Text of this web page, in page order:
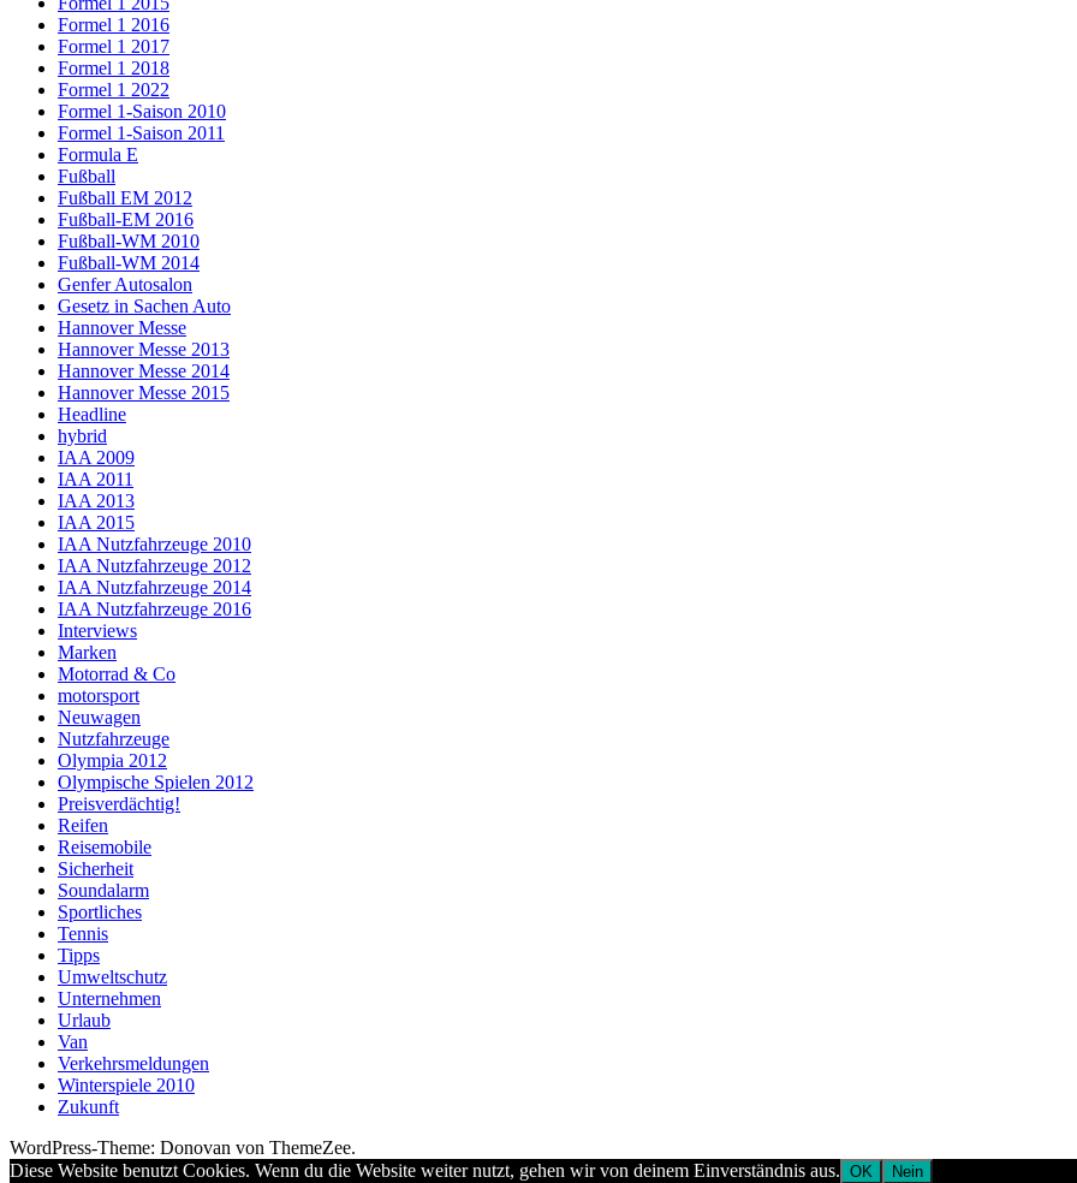
Formel 1 2016
Formel 1 2017
Formel 1 2018
Formel 1 2022
Formel 1-Saison 2010
Formel 1-Saison 2011
Formula E
Fußball
Fußball EM 2012
Fußball-EM 2016
Fußball-WM 2010
Fußball-WM 2014
Genfer Autosalon
Gesetz in Sachen Auto
Hannover Messe
Hannover Messe 2013
Hannover Messe 2014
Hannover Messe 2015
Headline
hybrid
IAA 2009
IAA 2011
IAA 2013
IAA 2015
IAA Nutzfahrzeuge 2010
IAA Nutzfahrzeuge 2012
IAA Nutzfahrzeuge 2014
IAA Nutzfahrzeuge 2016
Interviews
Marken
Motorrad & Co
motorsport
Neuwagen
Nutzfahrzeuge
Olympia 2012
Olympische Spielen 2012
Preisverdächtig!
Reifen
Reisemobile
Sicherheit
Soundalarm
Sportliches
Tennis
Tipps
Umweltschutz
Unternehmen
Urlaub
Van
Verkehrsmeldungen
Winterspiele 2010
Zukunft
WordPress-Theme: Donovan von ThemeZee.
Diese Website benutzt Cookies. Wenn du die Website weiter nutzt, gehen wir von deinem Einverständnis aus. OK Nein